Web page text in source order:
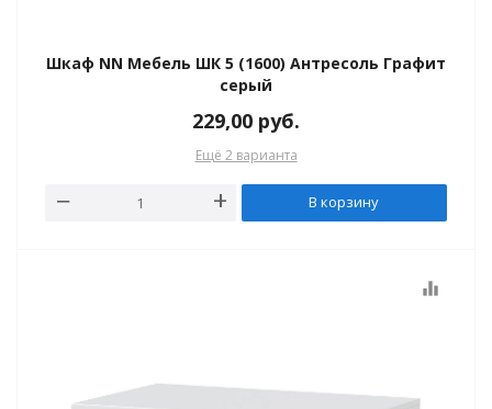
Шкаф NN Мебель ШК 5 (1600) Антресоль Графит
серый
229,00 руб.
Ещё 2 варианта
В корзину
equalizer